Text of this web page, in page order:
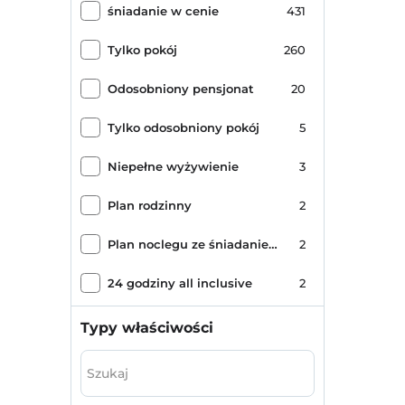
Ayvansaray 2
Yildirim 1
Şehremini 1
Seyitnizam 1
Çemberlitaş Sütunu 1
Çapa 1
Galera 1
śniadanie w cenie 431
Tylko pokój 260
Odosobniony pensjonat 20
Tylko odosobniony pokój 5
Niepełne wyżywienie 3
Plan rodzinny 2
Plan noclegu ze śniadaniem z kolacją 2
24 godziny all inclusive 2
Wszystko wliczone w cenę
Niepełne wyżywienie Plus 1
Typy właściwości